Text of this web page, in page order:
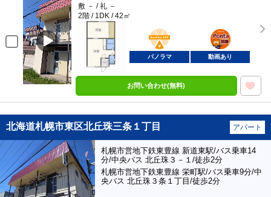
敷 － / 礼 －
2階 / 1DK / 42㎡
BunChinPAY
ポンタ
部屋
パノラマ 動画あり
お問い合わせ(無料)
北海道札幌市東区北丘珠三条１丁目 アパート
札幌市営地下鉄東豊線 新道東駅/バス乗車14
分/中央バス 北丘珠３－１/徒歩2分
札幌市営地下鉄東豊線 栄町駅/バス乗車9分/中
央バス 北丘珠３条１丁目/徒歩2分